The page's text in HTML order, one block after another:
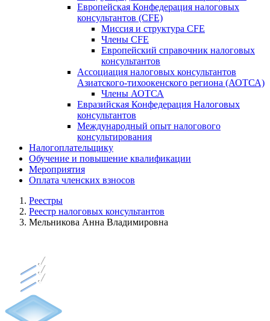
Европейская Конфедерация налоговых
консультантов (CFE)
Миссия и структура CFE
Члены CFE
Европейский справочник налоговых
консультантов
Ассоциация налоговых консультантов
Азиатского-тихоокенского региона (АОТСА)
Члены АОТСА
Евразийская Конфедерация Налоговых
консультантов
Международный опыт налогового
консультирования
Налогоплательщику
Обучение и повышение квалификации
Мероприятия
Оплата членских взносов
Реестры
Реестр налоговых консультантов
Мельникова Анна Владимировна